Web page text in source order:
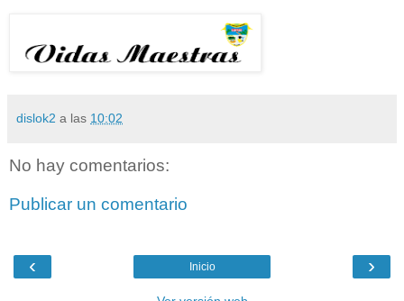
dislok2 a las 10:02
No hay comentarios:
Publicar un comentario
‹ ›
Inicio